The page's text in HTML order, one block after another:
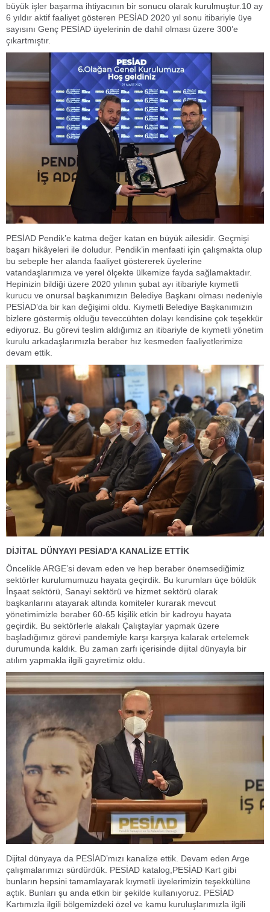
büyük işler başarma ihtiyacının bir sonucu olarak kurulmuştur.10 ay
6 yıldır aktif faaliyet gösteren PESİAD 2020 yıl sonu itibariyle üye
sayısını Genç PESİAD üyelerinin de dahil olması üzere 300’e
çıkartmıştır.
PESİAD Pendik’e katma değer katan en büyük ailesidir. Geçmişi
başarı hikâyeleri ile doludur. Pendik’in menfaati için çalışmakta olup
bu sebeple her alanda faaliyet göstererek üyelerine
vatandaşlarımıza ve yerel ölçekte ülkemize fayda sağlamaktadır.
Hepinizin bildiği üzere 2020 yılının şubat ayı itibariyle kıymetli
kurucu ve onursal başkanımızın Belediye Başkanı olması nedeniyle
PESİAD’da bir kan değişimi oldu. Kıymetli Belediye Başkanımızın
bizlere göstermiş olduğu teveccühten dolayı kendisine çok teşekkür
ediyoruz. Bu görevi teslim aldığımız an itibariyle de kıymetli yönetim
kurulu arkadaşlarımızla beraber hız kesmeden faaliyetlerimize
devam ettik.
DİJİTAL DÜNYAYI PESİAD'A KANALİZE ETTİK
Öncelikle ARGE’si devam eden ve hep beraber önemsediğimiz
sektörler kurulumumuzu hayata geçirdik. Bu kurumları üçe böldük
İnşaat sektörü, Sanayi sektörü ve hizmet sektörü olarak
başkanlarını atayarak altında komiteler kurarak mevcut
yönetimimizle beraber 60-65 kişilik etkin bir kadroyu hayata
geçirdik. Bu sektörlerle alakalı Çalıştaylar yapmak üzere
başladığımız görevi pandemiyle karşı karşıya kalarak ertelemek
durumunda kaldık. Bu zaman zarfı içerisinde dijital dünyayla bir
atılım yapmakla ilgili gayretimiz oldu.
Dijital dünyaya da PESİAD’mızı kanalize ettik. Devam eden Arge
çalışmalarımızı sürdürdük. PESİAD katalog,PESİAD Kart gibi
bunların hepsini tamamlayarak kıymetli üyelerimizin teşekkülüne
açtık. Bunları şu anda etkin bir şekilde kullanıyoruz. PESİAD
Kartımızla ilgili bölgemizdeki özel ve kamu kuruluşlarımızla ilgili